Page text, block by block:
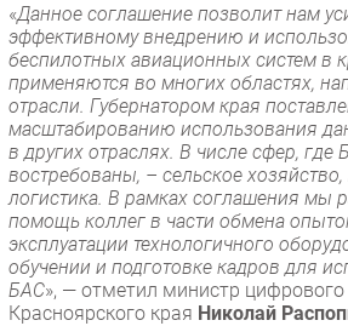
«Данное соглашение позволит нам
эффективному внедрению и
беспилотных авиационных систем в
применяются во многих областях,
отрасли. Губернатором края
масштабированию использования
в других отраслях. В числе сфер, где
востребованы, – сельское
логистика. В рамках соглашения мы
помощь коллег в части обмена
эксплуатации технологичного
обучении и подготовке кадров для
БАС», — отметил министр цифрового
Красноярского края Николай